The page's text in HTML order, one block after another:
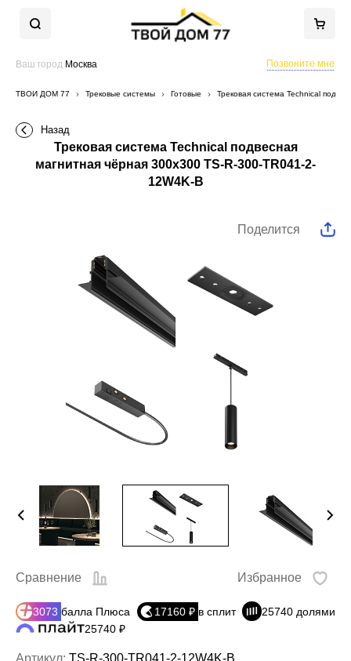
Ваш город Москва Позвоните мне
ТВОЙ ДОМ 77 Трековые системы Готовые Трековая система Technical
Назад
Трековая система Technical подвесная
магнитная чёрная 300x300 TS-R-300-TR041-2-
12W4K-B
Поделится
Сравнение Избранное
3073 балла Плюса 17160 ₽ в сплит
25740 долями
25740 ₽